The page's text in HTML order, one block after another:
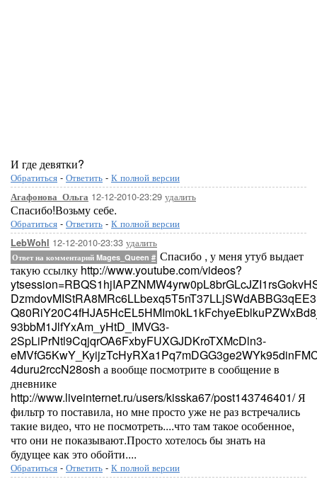
И где девятки?
Обратиться - Ответить - К полной версии
Агафонова_Ольга 12-12-2010-23:29 удалить
Спасибо!Возьму себе.
Обратиться - Ответить - К полной версии
LebWohl 12-12-2010-23:33 удалить
Ответ на комментарий Mages_Queen # Спасибо , у меня утуб выдает
такую ссылку http://www.youtube.com/videos?
93bbM1JlfYxAm_yHtD_IMVG3-
2SpLiPrNtl9CqjqrOA6FxbyFUXGJDKroTXMcDln3-
4duru2rccN28osh а вообще посмотрите в сообщение в
дневнике
http://www.liveinternet.ru/users/kisska67/post143746401/ Я
фильтр то поставила, но мне просто уже не раз встречались
такие видео, что не посмотреть....что там такое особенное,
что они не показывают.Просто хотелось бы знать на
будущее как это обойти....
Обратиться - Ответить - К полной версии